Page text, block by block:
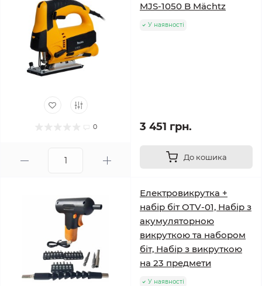
0
MJS-1050 B Mächtz
У наявності
3 451 грн.
До кошика
Електровикрутка +
набір біт OTV-01, Набір з
акумуляторною
викруткою та набором
біт, Набір з викруткою
на 23 предмети
У наявності